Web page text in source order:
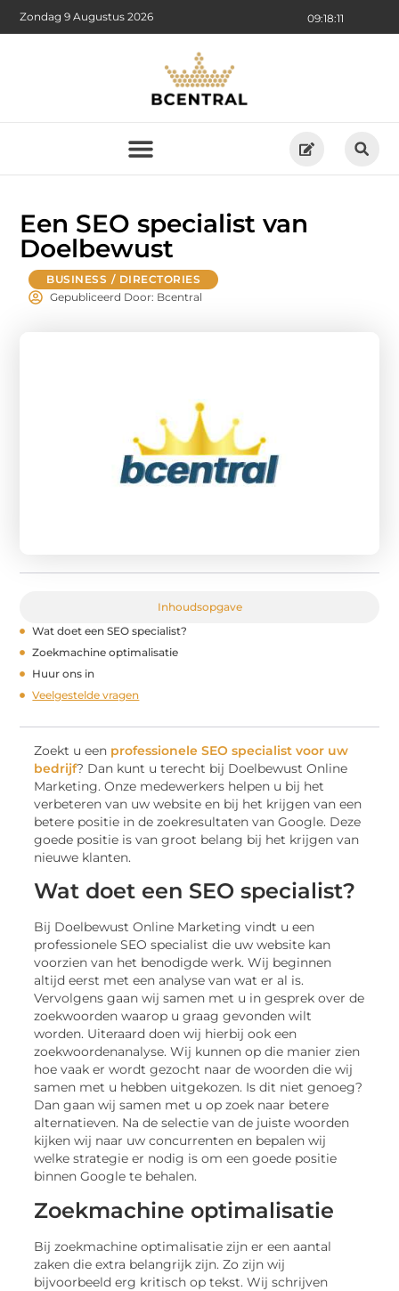
09:18:12
Zondag 9 Augustus 2026
Een SEO specialist van
Doelbewust
BUSINESS / DIRECTORIES
Gepubliceerd Door: Bcentral
Inhoudsopgave
Wat doet een SEO specialist?
Zoekmachine optimalisatie
Huur ons in
Veelgestelde vragen
Zoekt u een professionele SEO specialist voor uw
bedrijf? Dan kunt u terecht bij Doelbewust Online
Marketing. Onze medewerkers helpen u bij het
verbeteren van uw website en bij het krijgen van een
betere positie in de zoekresultaten van Google. Deze
goede positie is van groot belang bij het krijgen van
nieuwe klanten.
Wat doet een SEO specialist?
Bij Doelbewust Online Marketing vindt u een
professionele SEO specialist die uw website kan
voorzien van het benodigde werk. Wij beginnen
altijd eerst met een analyse van wat er al is.
Vervolgens gaan wij samen met u in gesprek over de
zoekwoorden waarop u graag gevonden wilt
worden. Uiteraard doen wij hierbij ook een
zoekwoordenanalyse. Wij kunnen op die manier zien
hoe vaak er wordt gezocht naar de woorden die wij
samen met u hebben uitgekozen. Is dit niet genoeg?
Dan gaan wij samen met u op zoek naar betere
alternatieven. Na de selectie van de juiste woorden
kijken wij naar uw concurrenten en bepalen wij
welke strategie er nodig is om een goede positie
binnen Google te behalen.
Zoekmachine optimalisatie
Bij zoekmachine optimalisatie zijn er een aantal
zaken die extra belangrijk zijn. Zo zijn wij
bijvoorbeeld erg kritisch op tekst. Wij schrijven